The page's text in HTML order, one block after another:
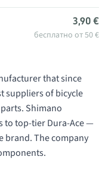
3,90 €
бесплатно от 50 €
that since
suppliers of bicycle
Shimano
to top-tier Dura-Ace —
brand. The company